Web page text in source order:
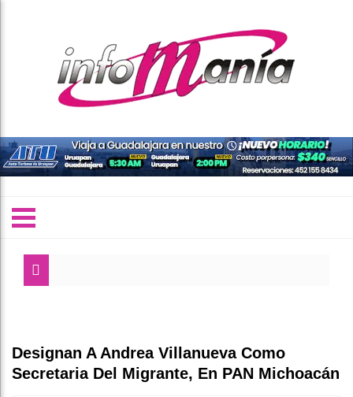
Designan A Andrea Villanueva Como
Secretaria Del Migrante, En PAN Michoacán